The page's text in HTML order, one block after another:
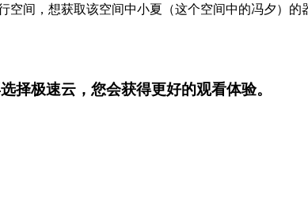
间，想获取该空间中小夏（这个空间中的冯夕）的
择极速云，您会获得更好的观看体验。